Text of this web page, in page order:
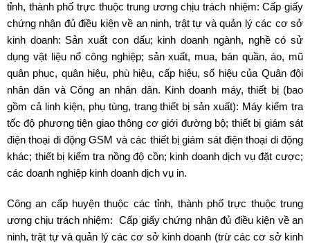
tỉnh, thành phố trực thuộc trung ương chịu trách nhiệm: Cấp giấy
chứng nhận đủ điều kiện về an ninh, trật tự và quản lý các cơ sở
kinh doanh: Sản xuất con dấu; kinh doanh ngành, nghề có sử
dụng vật liệu nổ công nghiệp; sản xuất, mua, bán quần, áo, mũ
quân phục, quân hiệu, phù hiệu, cấp hiệu, số hiệu của Quân đội
nhân dân và Công an nhân dân. Kinh doanh máy, thiết bị (bao
gồm cả linh kiện, phụ tùng, trang thiết bị sản xuất): Máy kiểm tra
tốc độ phương tiện giao thông cơ giới đường bộ; thiết bị giám sát
điện thoại di động GSM và các thiết bị giám sát điện thoại di động
khác; thiết bị kiểm tra nồng độ cồn; kinh doanh dịch vụ đặt cược;
các doanh nghiệp kinh doanh dịch vụ in.
Công an cấp huyện thuộc các tỉnh, thành phố trực thuộc trung
ương chịu trách nhiệm: Cấp giấy chứng nhận đủ điều kiện về an
ninh, trật tự và quản lý các cơ sở kinh doanh (trừ các cơ sở kinh